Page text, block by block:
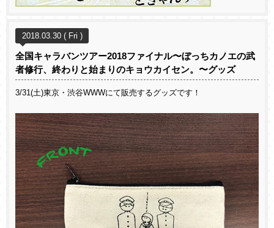
2018.03.30 ( Fri )
全国キャラバンツアー2018ファイナル〜ぼっちカノエの武
者修行、終わりと始まりのキョウカイセン。〜グッズ
3/31(土)東京・渋谷WWWにて販売するグッズです！